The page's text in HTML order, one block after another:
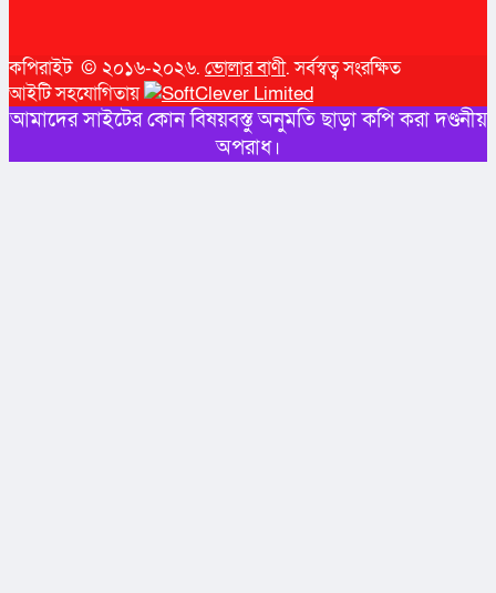
কপিরাইট © ২০১৬-২০২৬. ভোলার বাণী. সর্বস্বত্ব সংরক্ষিত
আইটি সহযোগিতায়
আমাদের সাইটের কোন বিষয়বস্তু অনুমতি ছাড়া কপি করা দণ্ডনীয়
অপরাধ।